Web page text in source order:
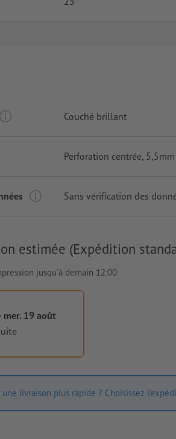
Couché brillant
Perforation centrée,
Sans vérification des
estimée (Expédition
jusqu'à demain 12:00
mer. 19 août
une livraison plus rapide ? Choisissez